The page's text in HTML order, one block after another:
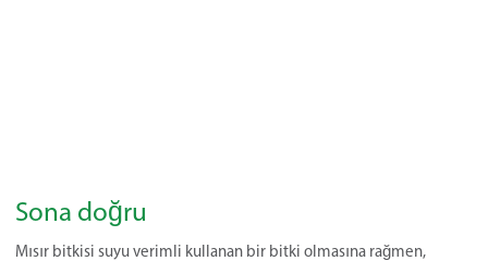
Sona doğru
Mısır bitkisi suyu verimli kullanan bir bitki olmasına rağmen,